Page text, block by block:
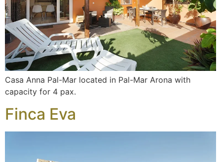
Casa Anna Pal-Mar located in Pal-Mar Arona with
capacity for 4 pax.
Finca Eva